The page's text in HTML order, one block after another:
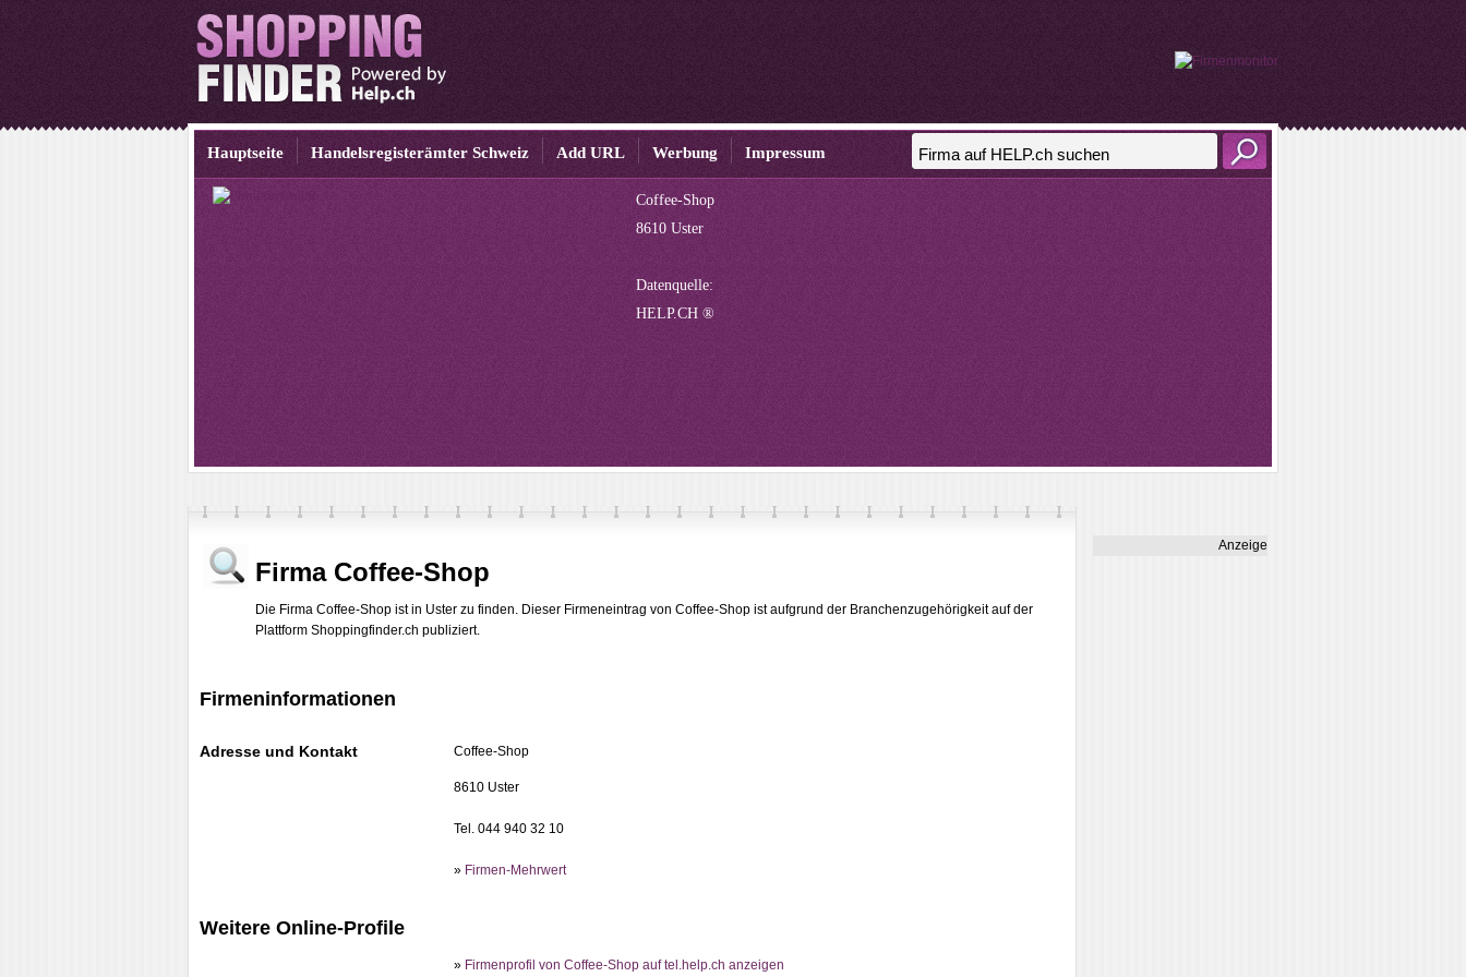
Hauptseite Handelsregisterämter Schweiz Add URL Werbung Impressum
Coffee-Shop
8610 Uster
Datenquelle:
HELP.CH ®
Firma Coffee-Shop
Die Firma Coffee-Shop ist in Uster zu finden. Dieser Firmeneintrag von Coffee-Shop ist aufgrund der Branchenzugehörigkeit auf der
Plattform Shoppingfinder.ch publiziert.
Firmeninformationen
Adresse und Kontakt Coffee-Shop
8610 Uster
Tel. 044 940 32 10
» Firmen-Mehrwert
Weitere Online-Profile
» Firmenprofil von Coffee-Shop auf tel.help.ch anzeigen
Anzeige